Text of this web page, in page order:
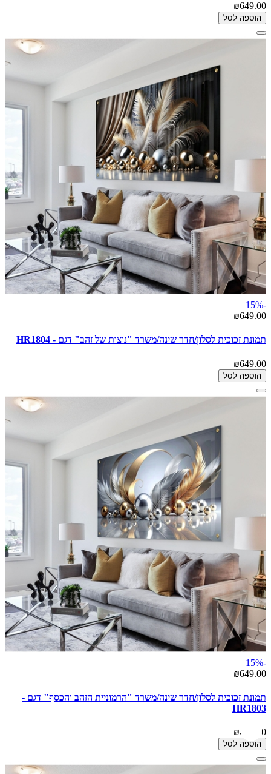
₪649.00
הוספה לסל
-15%
₪649.00
תמונת זכוכית לסלון/חדר שינה/משרד "נוצות של זהב" דגם - HR1804
₪649.00
הוספה לסל
-15%
₪649.00
תמונת זכוכית לסלון/חדר שינה/משרד "הרמוניית הזהב והכסף" דגם -
HR1803
₪649.00
הוספה לסל